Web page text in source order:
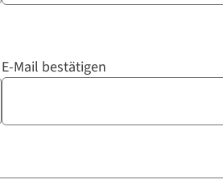
E-Mail bestätigen